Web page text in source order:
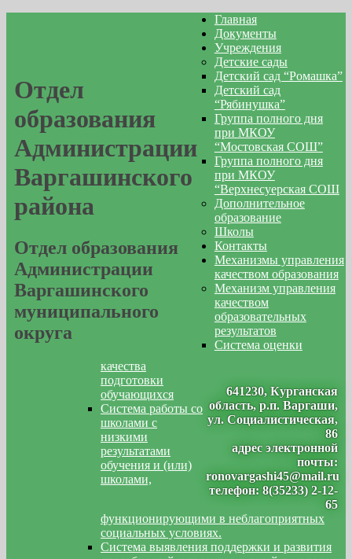
Отдел
образования
Администрации
Варгашинского
района
Отдел образования
Администрации
Варгашинского
муниципального
округа
641230, Курганская
область, р.п. Варгаши,
ул. Социалистическая,
86
адрес электронной
почты:
ronovargashi45@mail.ru
телефон: 8(35233) 2-12-
65
Главная
Документы
Учреждения
Детские сады
Детский сад “Ромашка”
Детский сад
“Рябинушка”
Группа полного дня
при МКОУ
“Мостовская СОШ”
Группа полного дня
при МКОУ
“Верхнесуерская СОШ
Дополнительное
образование
Школы
Контакты
Механизмы управления
качеством образования
Механизм управления
качеством
образовательных
результатов
Система оценки
качества
подготовки
обучающихся
Система работы со
школами с
низкими
результатами
обучения и (или)
школами,
функционирующими в неблагоприятных
социальных условиях.
Система выявления поддержки и развития